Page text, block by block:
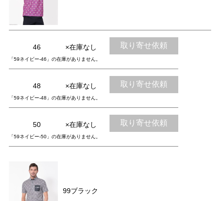
46 ×在庫なし 取り寄せ依頼
「59ネイビー-46」の在庫がありません。
48 ×在庫なし 取り寄せ依頼
「59ネイビー-48」の在庫がありません。
50 ×在庫なし 取り寄せ依頼
「59ネイビー-50」の在庫がありません。
99ブラック